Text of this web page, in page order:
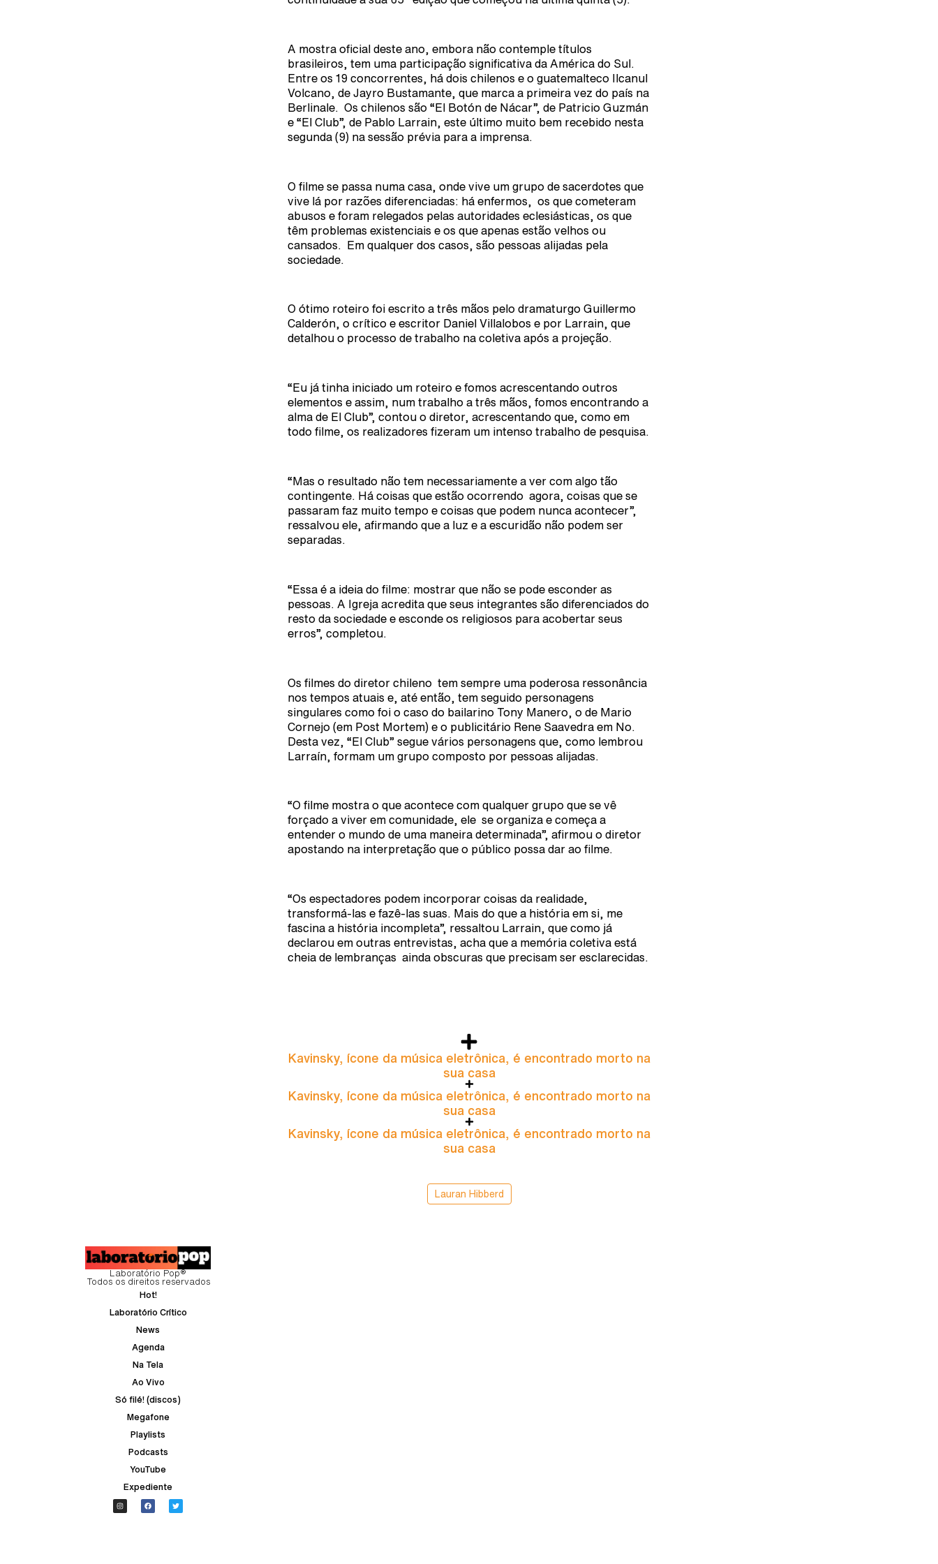
A mostra oficial deste ano, embora não contemple títulos
brasileiros, tem uma participação significativa da América do Sul.
Entre os 19 concorrentes, há dois chilenos e o guatemalteco Ilcanul
Volcano, de Jayro Bustamante, que marca a primeira vez do país na
Berlinale. Os chilenos são “El Botón de Nácar”, de Patricio Guzmán
e “El Club”, de Pablo Larrain, este último muito bem recebido nesta
segunda (9) na sessão prévia para a imprensa.
O filme se passa numa casa, onde vive um grupo de sacerdotes que
vive lá por razões diferenciadas: há enfermos, os que cometeram
abusos e foram relegados pelas autoridades eclesiásticas, os que
têm problemas existenciais e os que apenas estão velhos ou
cansados. Em qualquer dos casos, são pessoas alijadas pela
sociedade.
O ótimo roteiro foi escrito a três mãos pelo dramaturgo Guillermo
Calderón, o crítico e escritor Daniel Villalobos e por Larrain, que
detalhou o processo de trabalho na coletiva após a projeção.
“Eu já tinha iniciado um roteiro e fomos acrescentando outros
elementos e assim, num trabalho a três mãos, fomos encontrando a
alma de El Club”, contou o diretor, acrescentando que, como em
todo filme, os realizadores fizeram um intenso trabalho de pesquisa.
“Mas o resultado não tem necessariamente a ver com algo tão
contingente. Há coisas que estão ocorrendo agora, coisas que se
passaram faz muito tempo e coisas que podem nunca acontecer”,
ressalvou ele, afirmando que a luz e a escuridão não podem ser
separadas.
“Essa é a ideia do filme: mostrar que não se pode esconder as
pessoas. A Igreja acredita que seus integrantes são diferenciados do
resto da sociedade e esconde os religiosos para acobertar seus
erros”, completou.
Os filmes do diretor chileno tem sempre uma poderosa ressonância
nos tempos atuais e, até então, tem seguido personagens
singulares como foi o caso do bailarino Tony Manero, o de Mario
Cornejo (em Post Mortem) e o publicitário Rene Saavedra em No.
Desta vez, “El Club” segue vários personagens que, como lembrou
Larraín, formam um grupo composto por pessoas alijadas.
“O filme mostra o que acontece com qualquer grupo que se vê
forçado a viver em comunidade, ele se organiza e começa a
entender o mundo de uma maneira determinada”, afirmou o diretor
apostando na interpretação que o público possa dar ao filme.
“Os espectadores podem incorporar coisas da realidade,
transformá-las e fazê-las suas. Mais do que a história em si, me
fascina a história incompleta”, ressaltou Larrain, que como já
declarou em outras entrevistas, acha que a memória coletiva está
cheia de lembranças ainda obscuras que precisam ser esclarecidas.
Kavinsky, ícone da música eletrônica, é encontrado morto na
sua casa
Kavinsky, ícone da música eletrônica, é encontrado morto na
sua casa
Kavinsky, ícone da música eletrônica, é encontrado morto na
sua casa
Lauran Hibberd
Laboratório Pop®
Todos os direitos reservados
Hot!
Laboratório Crítico
News
Agenda
Na Tela
Ao Vivo
Só filé! (discos)
Megafone
Playlists
Podcasts
YouTube
Expediente